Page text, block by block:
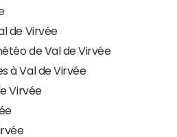
de Virvée
de Val de Virvée
à Val de Virvée
Virvée